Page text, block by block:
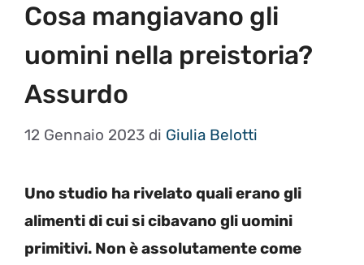
Cosa mangiavano gli
uomini nella preistoria?
Assurdo
12 Gennaio 2023 di Giulia Belotti
Uno studio ha rivelato quali erano gli
alimenti di cui si cibavano gli uomini
primitivi. Non è assolutamente come